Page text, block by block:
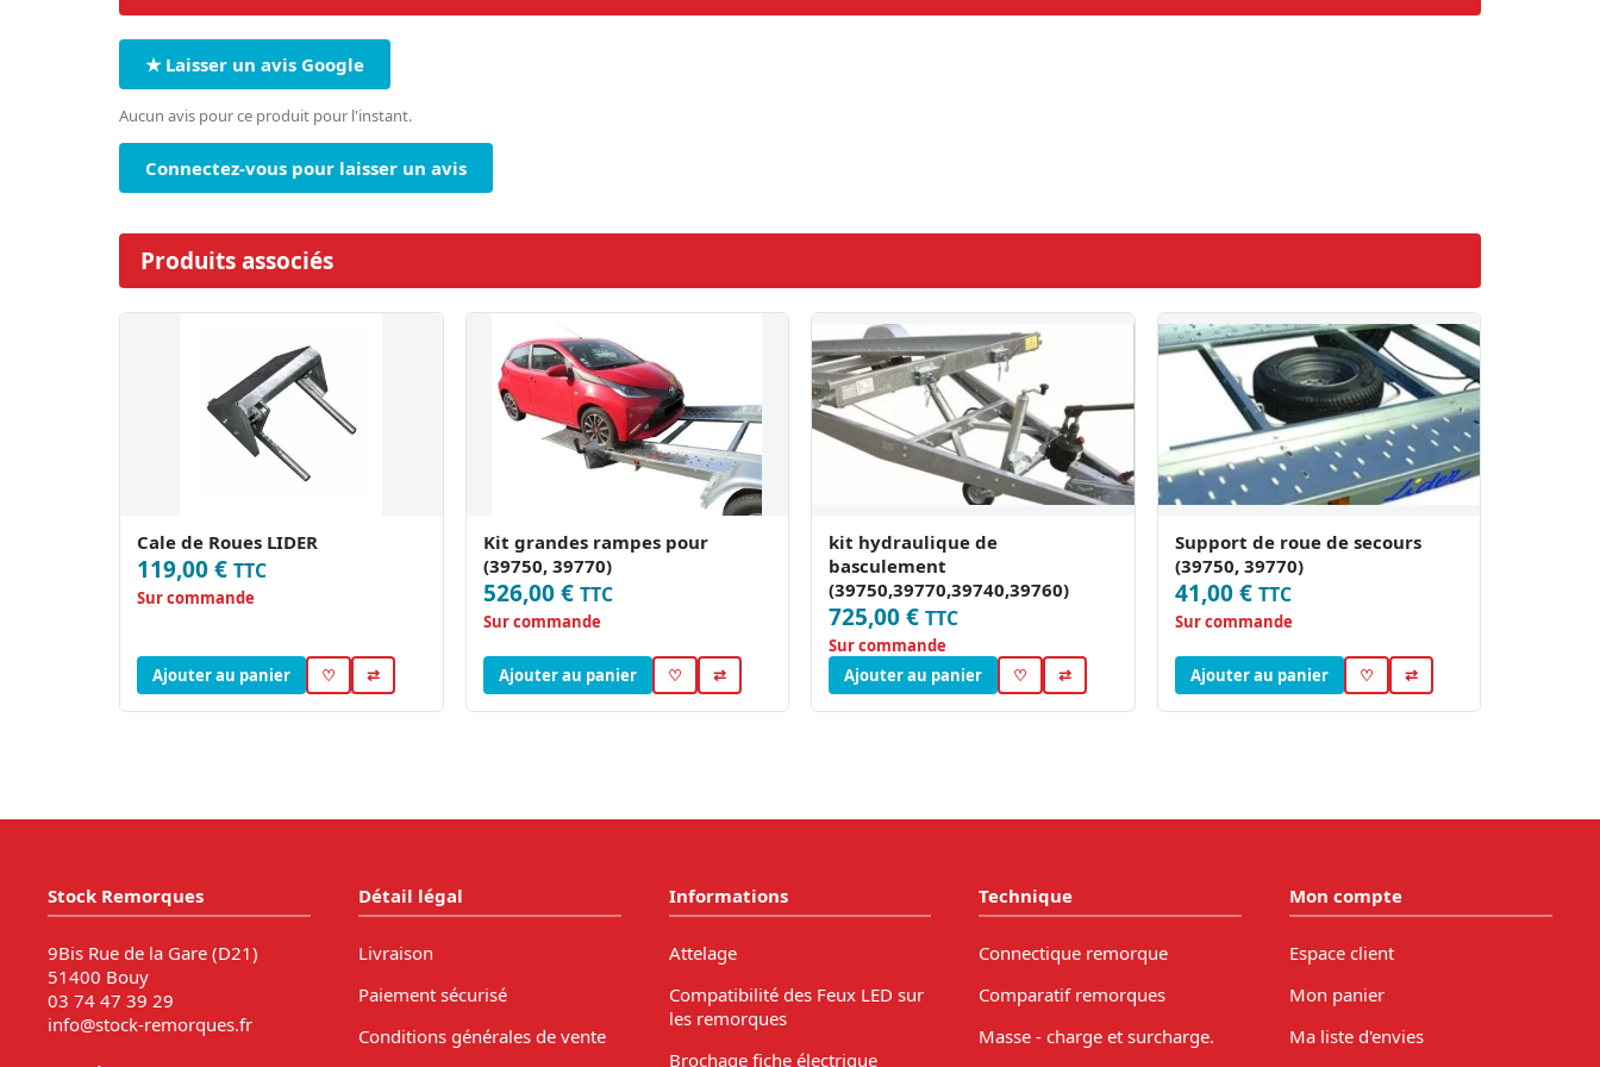
★ Laisser un avis Google
Aucun avis pour ce produit pour l'instant.
Connectez-vous pour laisser un avis
Produits associés
Cale de Roues LIDER
119,00 € TTC
Sur commande
Ajouter au panier ♡ ⇄
Kit grandes rampes pour
(39750, 39770)
526,00 € TTC
Sur commande
Ajouter au panier ♡ ⇄
kit hydraulique de
basculement
(39750,39770,39740,39760)
725,00 € TTC
Sur commande
Ajouter au panier
♡ ⇄
Support de roue de secours
(39750, 39770)
41,00 € TTC
Sur commande
Ajouter au panier ♡ ⇄
Stock Remorques
9Bis Rue de la Gare (D21)
51400 Bouy
03 74 47 39 29
info@stock-remorques.fr
Détail légal
Livraison
Paiement sécurisé
Conditions générales de vente
Informations
Attelage
Compatibilité des Feux LED sur
les remorques
Brochage fiche électrique
Technique
Connectique remorque
Comparatif remorques
Masse - charge et surcharge.
Mon compte
Espace client
Mon panier
Ma liste d'envies